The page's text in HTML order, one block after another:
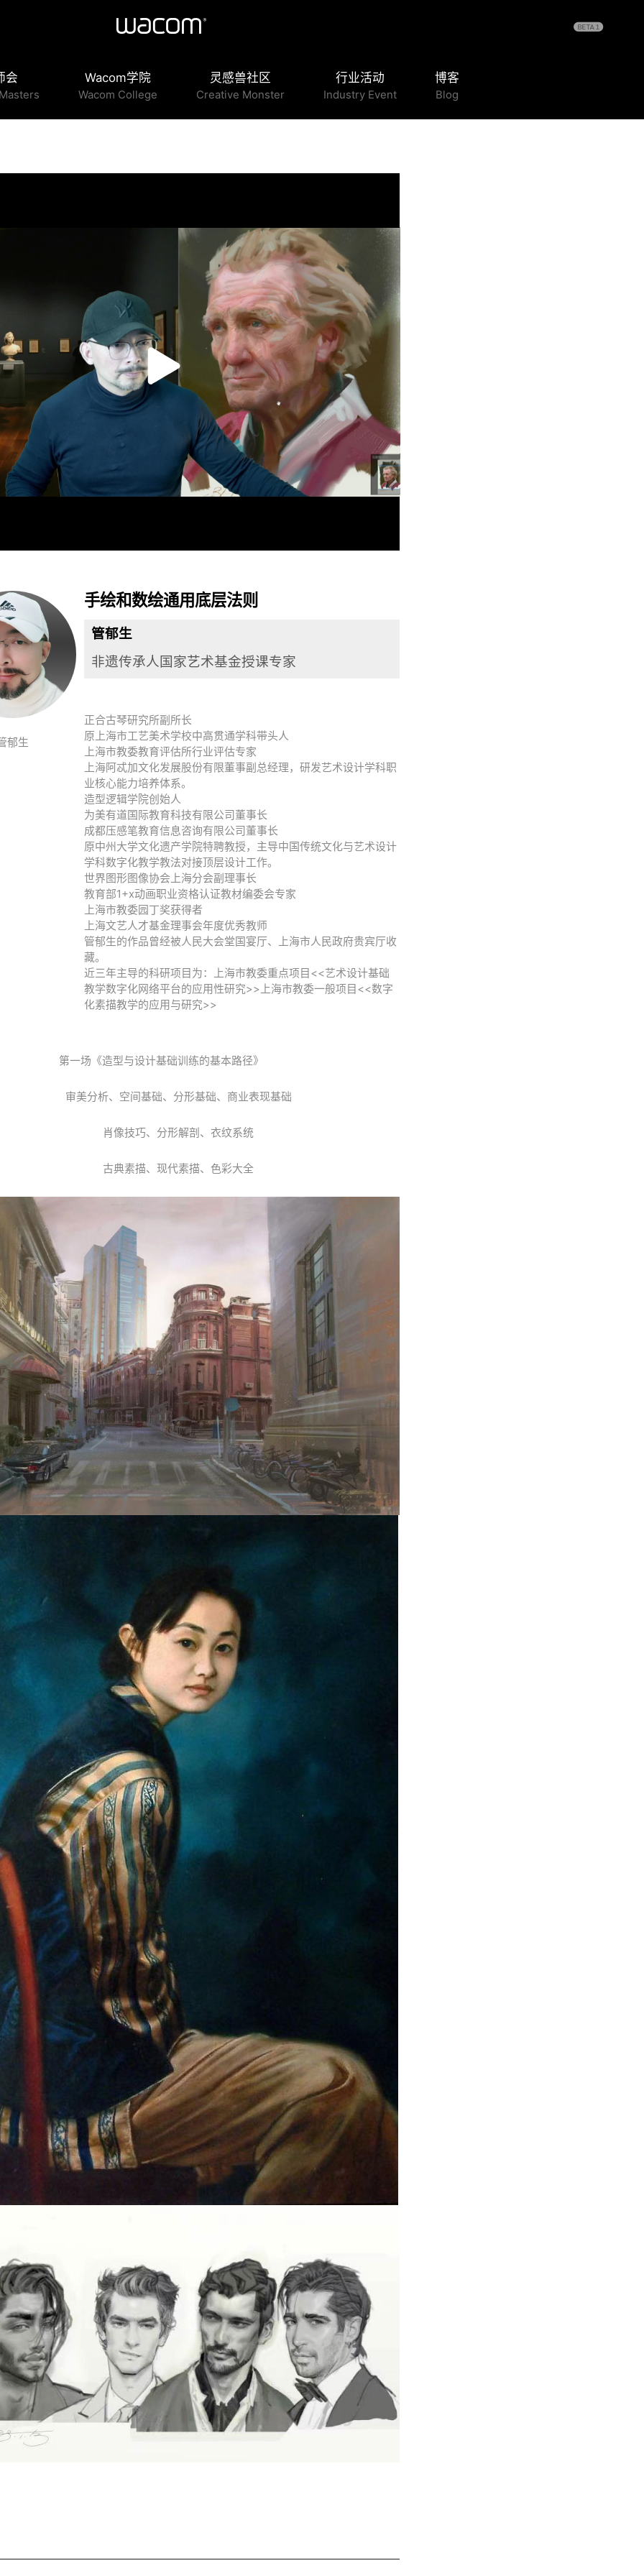
会 Wacom学院
Wacom College
灵感兽社区
Creative Monster
行业活动
Industry Event
博客
Blog
播
放
郁生
手绘和数绘通用底层法则
管郁生
非遗传承人国家艺术基金授课专家
正合古琴研究所副所长
原上海市工艺美术学校中高贯通学科带头人
上海市教委教育评估所行业评估专家
上海阿忒加文化发展股份有限董事副总经理，研发艺术设计学科职
业核心能力培养体系。
造型逻辑学院创始人
为美有道国际教育科技有限公司董事长
成都压感笔教育信息咨询有限公司董事长
原中州大学文化遗产学院特聘教授，主导中国传统文化与艺术设计
学科数字化教学教法对接顶层设计工作。
世界图形图像协会上海分会副理事长
教育部1+x动画职业资格认证教材编委会专家
上海市教委园丁奖获得者
上海文艺人才基金理事会年度优秀教师
管郁生的作品曾经被人民大会堂国宴厅、上海市人民政府贵宾厅收
藏。
近三年主导的科研项目为：上海市教委重点项目<<艺术设计基础
教学数字化网络平台的应用性研究>>上海市教委一般项目<<数字
化素描教学的应用与研究>>
第一场《造型与设计基础训练的基本路径》
审美分析、空间基础、分形基础、商业表现基础
肖像技巧、分形解剖、衣纹系统
古典素描、现代素描、色彩大全